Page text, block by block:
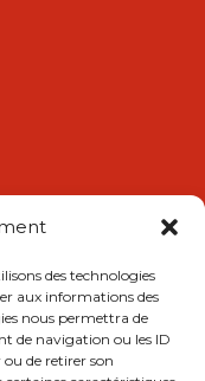
des technologies
aux informations des
nous permettra de
de navigation ou les ID
ou de retirer son
»